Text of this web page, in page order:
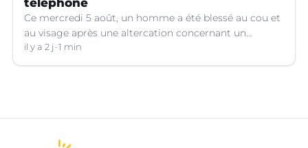
Ce mercredi 5 août, un homme a été blessé au cou et
au visage après une altercation concernant un
téléphone portable à Montpellier (Hérault).
il y a 2 j 1 min